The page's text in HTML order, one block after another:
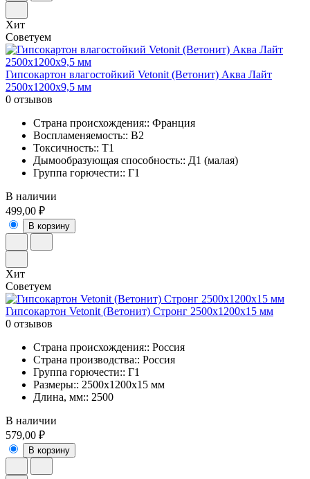
Хит
Советуем
Гипсокартон влагостойкий Vetonit (Ветонит) Аква Лайт
2500х1200х9,5 мм
0 отзывов
Страна происхождения:: Франция
Воспламеняемость:: В2
Токсичность:: Т1
Дымообразующая способность:: Д1 (малая)
Группа горючести:: Г1
В наличии
499,00 ₽
В корзину
Хит
Советуем
Гипсокартон Vetonit (Ветонит) Стронг 2500х1200х15 мм
0 отзывов
Страна происхождения:: Россия
Страна производства:: Россия
Группа горючести:: Г1
Размеры:: 2500х1200х15 мм
Длина, мм:: 2500
В наличии
579,00 ₽
В корзину